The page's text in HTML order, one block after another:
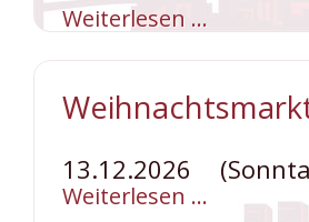
Weiterlesen …bei
13.12.2026
Weiterlesen … Velen